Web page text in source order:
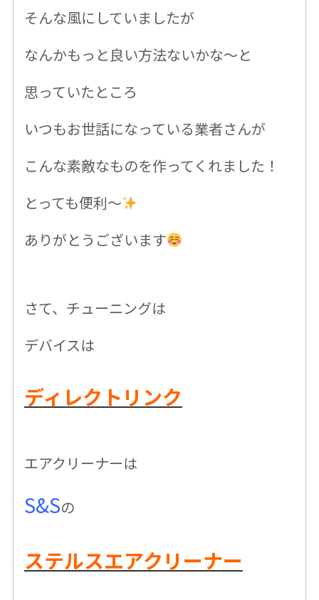
そんな風にしていましたが
なんかもっと良い方法ないかな〜と
思っていたところ
いつもお世話になっている業者さんが
こんな素敵なものを作ってくれました！
とっても便利〜
ありがとうございます
さて、チューニングは
デバイスは
ディレクトリンク
エアクリーナーは
S&Sの
ステルスエアクリーナー